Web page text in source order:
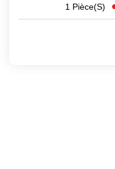
1 Pièce(s)